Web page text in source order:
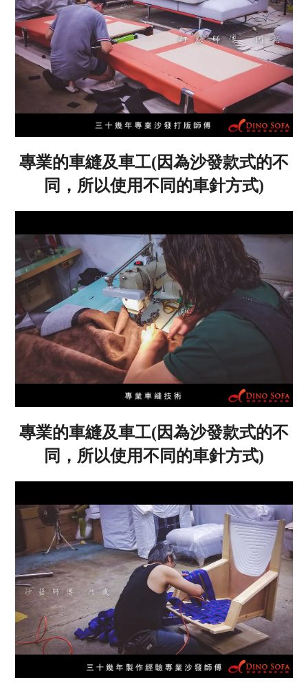
專業的車縫及車工(因為沙發款式的不
同，所以使用不同的車針方式)
專業的車縫及車工(因為沙發款式的不
同，所以使用不同的車針方式)